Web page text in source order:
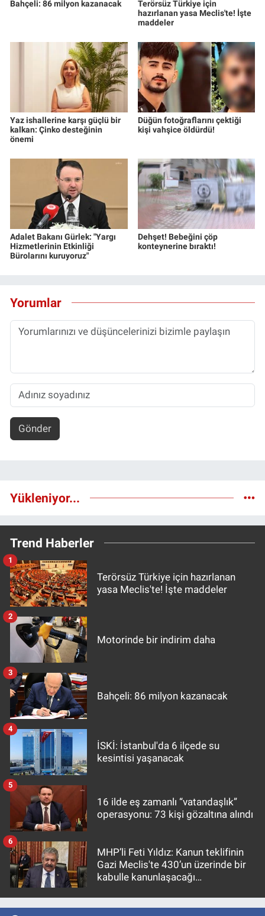
Bahçeli: 86 milyon kazanacak
Terörsüz Türkiye için
hazırlanan yasa Meclis'te! İşte
maddeler
Yaz ishallerine karşı güçlü bir
kalkan: Çinko desteğinin
önemi
Düğün fotoğraflarını çektiği
kişi vahşice öldürdü!
Adalet Bakanı Gürlek: "Yargı
Hizmetlerinin Etkinliği
Bürolarını kuruyoruz"
Dehşet! Bebeğini çöp
konteynerine bıraktı!
Yorumlar
Gönder
Yükleniyor...
Trend Haberler
Terörsüz Türkiye için hazırlanan
yasa Meclis'te! İşte maddeler
1
Motorinde bir indirim daha
2
Bahçeli: 86 milyon kazanacak
3
İSKİ: İstanbul'da 6 ilçede su
kesintisi yaşanacak
4
16 ilde eş zamanlı “vatandaşlık”
operasyonu: 73 kişi gözaltına alındı
5
MHP’li Feti Yıldız: Kanun teklifinin
Gazi Meclis'te 430’un üzerinde bir
kabulle kanunlaşacağı
6